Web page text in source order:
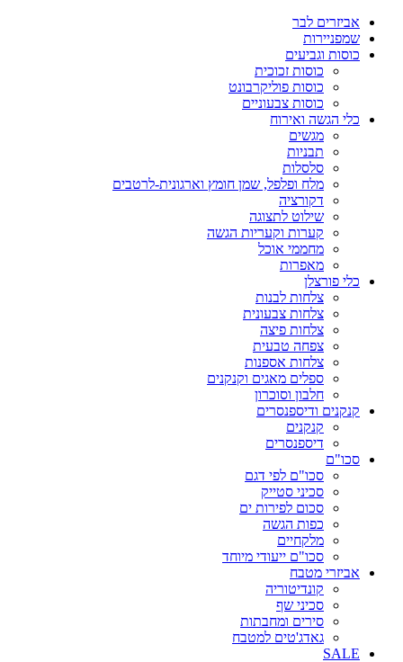
אביזרים לבר
שמפניירות
כוסות וגביעים
כוסות זכוכית
כוסות פוליקרבונט
כוסות צבעוניים
כלי הגשה ואירוח
מגשים
תבניות
סלסלות
מלח ופלפל, שמן חומץ וארגונית-לרטבים
דקורציה
שילוט לתצוגה
קערות וקעריות הגשה
מחממי אוכל
מאפרות
כלי פורצלן
צלחות לבנות
צלחות צבעונית
צלחות פיצה
צפחה טבעית
צלחות אספנות
ספלים מאגים וקנקנים
חלבון וסוכרון
קנקנים ודיספנסרים
קנקנים
דיספנסרים
סכו"ם
סכו"ם לפי דגם
סכיני סטייק
סכום לפירות ים
כפות הגשה
מלקחיים
סכו"ם ייעודי מיוחד
אביזרי מטבח
קונדיטוריה
סכיני שף
סירים ומחבתות
גאדג'טים למטבח
SALE